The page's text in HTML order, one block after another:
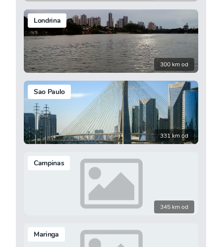
Londrina
300 km od
Sao Paulo
331 km od
Campinas
345 km od
Maringa